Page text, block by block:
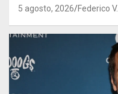
5 agosto, 2026 Federico V.